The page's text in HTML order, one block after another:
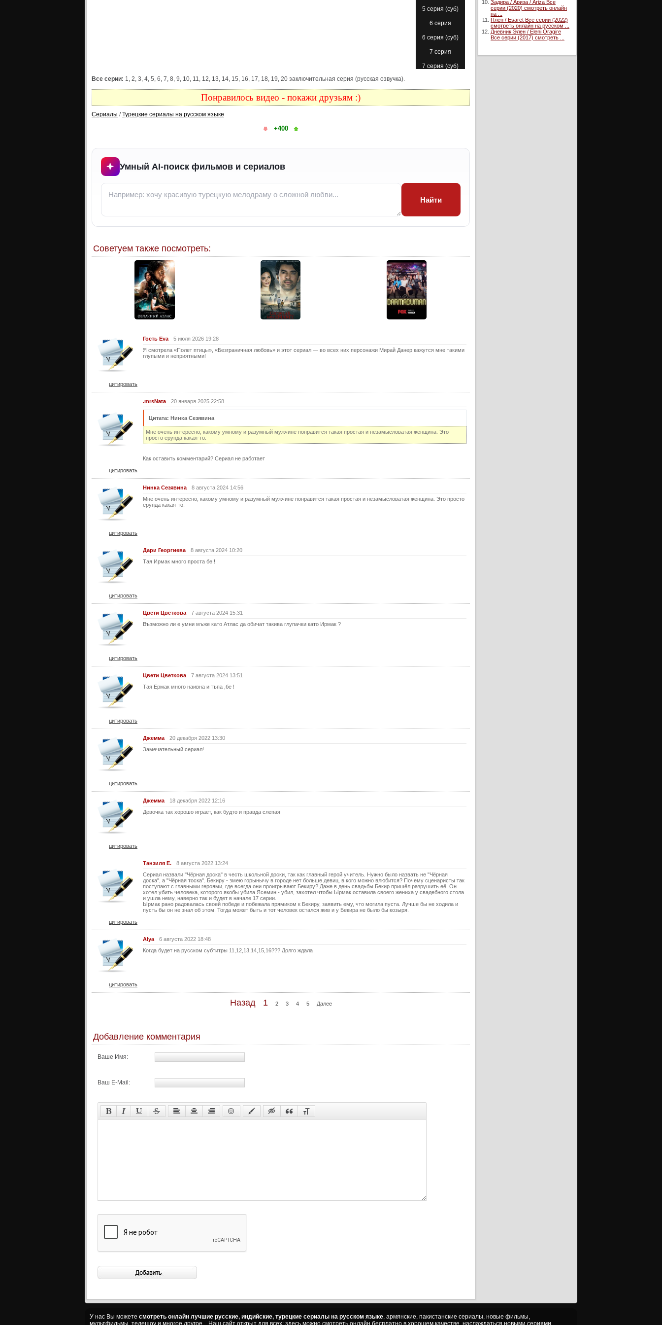
5 серия (суб)
6 серия
6 серия (суб)
7 серия
7 серия (суб)
11 серия (суб)
12 серия
12 серия
(суб)
17 серия
18 серия
(суб)
20 серия
Все серии: 1, 2, 3, 4, 5, 6, 7, 8, 9, 10, 11, 12, 13, 14, 15, 16, 17, 18, 19, 20 заключительная серия (русская озвучка).
Понравилось видео - покажи друзьям :)
Сериалы /Турецкие сериалы на русском языке
+400
Умный AI-поиск фильмов и сериалов
Найти
Советуем также посмотреть:
Гость Eva
5 июля 2026 19:28
Я смотрела «Полет птицы», «Безграничная любовь» и этот сериал — во всех них персонажи Мирай Данер кажутся мне такими
глупыми и неприятными!
цитировать
.mrsNata 20 января 2025 22:58
Цитата: Нинка Сезявина
Мне очень интересно, какому умному и разумный мужчине понравится такая простая и незамысловатая женщина. Это
просто ерунда какая-то.
Как оставить комментарий? Сериал не работает
цитировать
Нинка Сезявина
8 августа 2024 14:56
Мне очень интересно, какому умному и разумный мужчине понравится такая простая и незамысловатая женщина. Это просто
ерунда какая-то.
цитировать
Дари Георгиева
8 августа 2024 10:20
Тая Ирмак много проста бе !
цитировать
Цвети Цветкова
7 августа 2024 15:31
Възможно ли е умни мъже като Атлас да обичат такива глупачки като Ирмак ?
цитировать
Цвети Цветкова
7 августа 2024 13:51
Тая Ермак много наивна и тъпа ,бе !
цитировать
Джемма
20 декабря 2022 13:30
Замечательный сериал!
цитировать
Джемма
18 декабря 2022 12:16
Девочка так хорошо играет, как будто и правда слепая
цитировать
Танзиля Е.
8 августа 2022 13:24
Сериал назвали "Чёрная доска" в честь школьной доски, так как главный герой учитель. Нужно было назвать не "Чёрная
доска", а "Чёрная тоска". Бекиру - змею горынычу в городе нет больше девиц, в кого можно влюбится? Почему сценаристы так
поступают с главными героями, где всегда они проигрывают Бекиру? Даже в день свадьбы Бекир пришёл разрушить её. Он
хотел убить человека, которого якобы убила Ясемин - убил, захотел чтобы Ырмак оставила своего жениха у свадебного стола
и ушла нему, наверно так и будет в начале 17 серии.
Ырмак рано радовалась своей победе и побежала прямиком к Бекиру, заявить ему, что могила пуста. Лучше бы не ходила и
пусть бы он не знал об этом. Тогда может быть и тот человек остался жив и у Бекира не было бы козыря.
цитировать
Alya
6 августа 2022 18:48
Когда будет на русском субтитры 11,12,13,14,15,16??? Долго ждала
цитировать
Назад 1 2 3 4 5 Далее
Добавление комментария
Ваше Имя:
Ваш E-Mail:
Задира / Ариза / Ariza Все
серии (2020) смотреть онлайн
на ...
Плен / Esaret Все серии (2022)
смотреть онлайн на русском ...
Дневник Элен / Eleni Oragire
Все серии (2017) смотреть ...
У нас Вы можете смотреть онлайн лучшие русские, индийские, турецкие сериалы на русском языке, армянские, пакистанские сериалы, новые фильмы,
мультфильмы, телешоу и многое другое... Наш сайт открыт для всех: здесь можно смотреть онлайн бесплатно в хорошем качестве, наслаждаться новыми сериями